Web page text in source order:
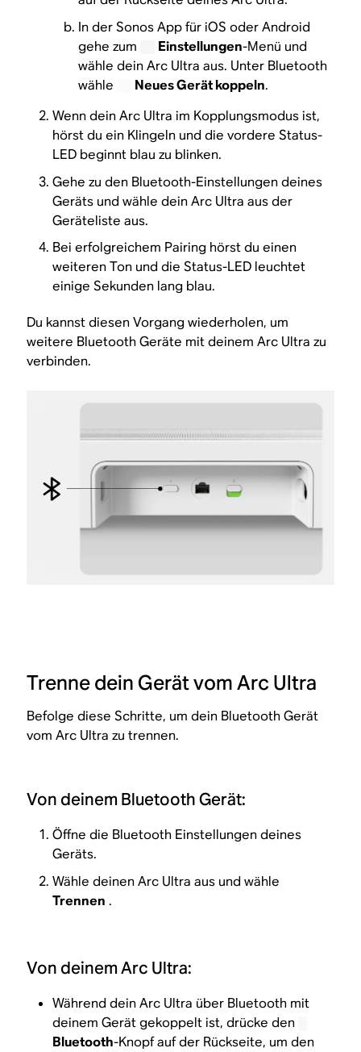
In der Sonos App für iOS oder Android
gehe zum
Einstellungen-Menü und
wähle dein Arc Ultra aus. Unter Bluetooth
wähle
Neues Gerät koppeln.
Wenn dein Arc Ultra im Kopplungsmodus ist,
hörst du ein Klingeln und die vordere Status-
LED beginnt blau zu blinken.
Gehe zu den Bluetooth-Einstellungen deines
Geräts und wähle dein Arc Ultra aus der
Geräteliste aus.
Bei erfolgreichem Pairing hörst du einen
weiteren Ton und die Status-LED leuchtet
einige Sekunden lang blau.
Du kannst diesen Vorgang wiederholen, um
weitere Bluetooth Geräte mit deinem Arc Ultra zu
verbinden.
Trenne dein Gerät vom Arc Ultra
Befolge diese Schritte, um dein Bluetooth Gerät
vom Arc Ultra zu trennen.
Von deinem Bluetooth Gerät:
Öffne die Bluetooth Einstellungen deines
Geräts.
Wähle deinen Arc Ultra aus und wähle
Trennen .
Von deinem Arc Ultra:
Während dein Arc Ultra über Bluetooth mit
deinem Gerät gekoppelt ist, drücke den
Bluetooth-Knopf auf der Rückseite, um den